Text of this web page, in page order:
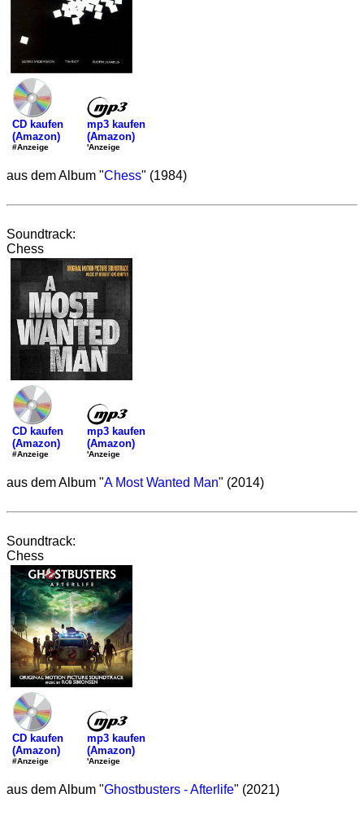
CD kaufen
(Amazon)
#Anzeige
mp3 kaufen
(Amazon)
'Anzeige
aus dem Album "Chess" (1984)
Soundtrack:
Chess
CD kaufen
(Amazon)
#Anzeige
mp3 kaufen
(Amazon)
'Anzeige
aus dem Album "A Most Wanted Man" (2014)
Soundtrack:
Chess
CD kaufen
(Amazon)
#Anzeige
mp3 kaufen
(Amazon)
'Anzeige
aus dem Album "Ghostbusters - Afterlife" (2021)